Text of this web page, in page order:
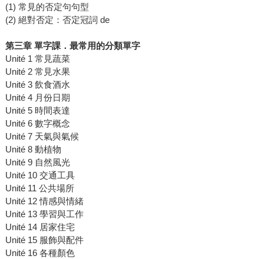
(1) 常見的否定句句型
(2) 絕對否定：否定冠詞 de
第三章 單字課．最常用的分類單字
Unité 1 常見蔬菜
Unité 2 常見水果
Unité 3 飲食酒水
Unité 4 月份日期
Unité 5 時間表達
Unité 6 數字概念
Unité 7 天氣與氣候
Unité 8 動植物
Unité 9 自然風光
Unité 10 交通工具
Unité 11 公共場所
Unité 12 情感與情緒
Unité 13 學習與工作
Unité 14 居家住宅
Unité 15 服飾與配件
Unité 16 各種顏色